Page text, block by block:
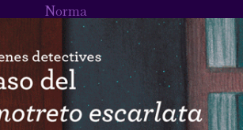
Norma